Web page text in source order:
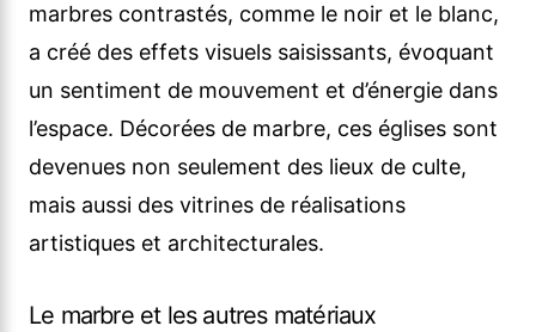
marbres contrastés, comme le noir et le blanc,
a créé des effets visuels saisissants, évoquant
un sentiment de mouvement et d’énergie dans
l’espace. Décorées de marbre, ces églises sont
devenues non seulement des lieux de culte,
mais aussi des vitrines de réalisations
artistiques et architecturales.
Le marbre et les autres matériaux